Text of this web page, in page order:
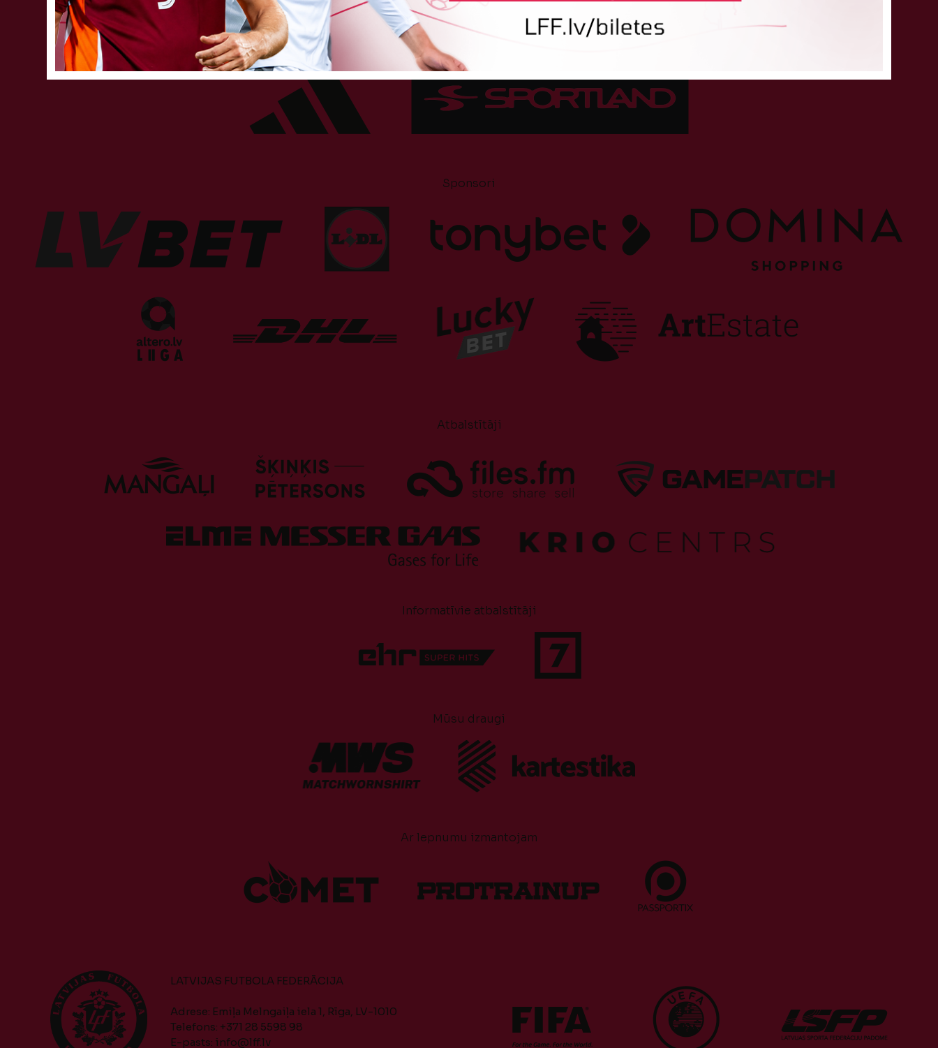
Tehniskais sponsors
Sponsori
Atbalstītāji
Informatīvie atbalstītāji
Mūsu draugi
Ar lepnumu izmantojam
LATVIJAS FUTBOLA FEDERĀCIJA
Adrese: Emiļa Melngaiļa iela 1, Rīga, LV-1010
Telefons: +371 28 5598 98
E-pasts: info@lff.lv